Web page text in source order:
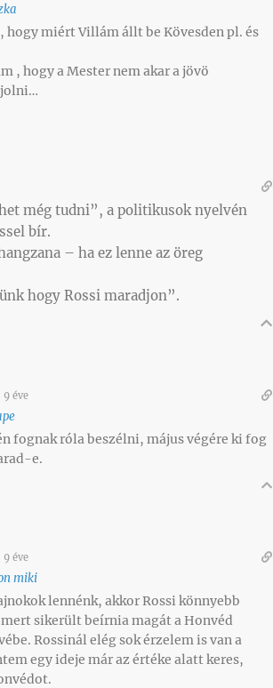
hogy miért Villám állt be Kövesden pl. és
, hogy a Mester nem akar a jövö
még tudni”, a politikusok nyelvén
bír.
– ha ez lenne az öreg
hogy Rossi maradjon”.
9 éve
fognak róla beszélni, május végére ki fog
e.
9 éve
miki
lennénk, akkor Rossi könnyebb
sikerült beírnia magát a Honvéd
Rossinál elég sok érzelem is van a
egy ideje már az értéke alatt keres,